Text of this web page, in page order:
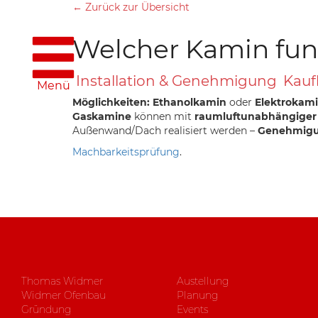
Menü
← Zurück zur Übersicht
Welcher Kamin
Installation & Genehmigung
Möglichkeiten: Ethanolkamin oder
Gaskamine können mit raumluftunabhängiger
Außenwand/Dach realisiert werden –
Machbarkeitsprüfung.
Thomas Widmer
Widmer Ofenbau
Gründung
Austellung
Planung
Events